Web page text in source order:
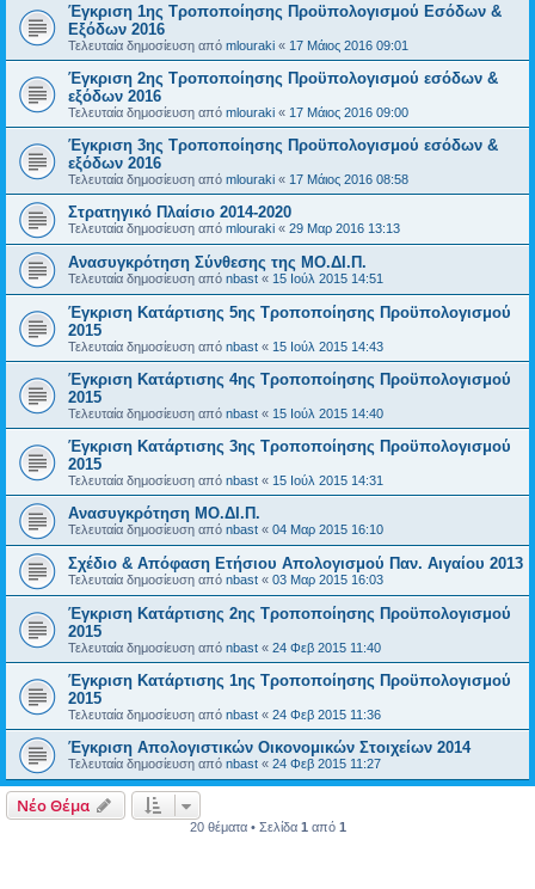
Έγκριση 1ης Τροποποίησης Προϋπολογισμού Εσόδων &
Εξόδων 2016
Τελευταία δημοσίευση από mlouraki « 17 Μάιος 2016 09:01
Έγκριση 2ης Τροποποίησης Προϋπολογισμού εσόδων &
εξόδων 2016
Τελευταία δημοσίευση από mlouraki « 17 Μάιος 2016 09:00
Έγκριση 3ης Τροποποίησης Προϋπολογισμού εσόδων &
εξόδων 2016
Τελευταία δημοσίευση από mlouraki « 17 Μάιος 2016 08:58
Στρατηγικό Πλαίσιο 2014-2020
Τελευταία δημοσίευση από mlouraki « 29 Μαρ 2016 13:13
Ανασυγκρότηση Σύνθεσης της ΜΟ.ΔΙ.Π.
Τελευταία δημοσίευση από nbast « 15 Ιούλ 2015 14:51
Έγκριση Κατάρτισης 5ης Τροποποίησης Προϋπολογισμού
2015
Τελευταία δημοσίευση από nbast « 15 Ιούλ 2015 14:43
Έγκριση Κατάρτισης 4ης Τροποποίησης Προϋπολογισμού
2015
Τελευταία δημοσίευση από nbast « 15 Ιούλ 2015 14:40
Έγκριση Κατάρτισης 3ης Τροποποίησης Προϋπολογισμού
2015
Τελευταία δημοσίευση από nbast « 15 Ιούλ 2015 14:31
Ανασυγκρότηση ΜΟ.ΔΙ.Π.
Τελευταία δημοσίευση από nbast « 04 Μαρ 2015 16:10
Σχέδιο & Απόφαση Ετήσιου Απολογισμού Παν. Αιγαίου 2013
Τελευταία δημοσίευση από nbast « 03 Μαρ 2015 16:03
Έγκριση Κατάρτισης 2ης Τροποποίησης Προϋπολογισμού
2015
Τελευταία δημοσίευση από nbast « 24 Φεβ 2015 11:40
Έγκριση Κατάρτισης 1ης Τροποποίησης Προϋπολογισμού
2015
Τελευταία δημοσίευση από nbast « 24 Φεβ 2015 11:36
Έγκριση Απολογιστικών Οικονομικών Στοιχείων 2014
Τελευταία δημοσίευση από nbast « 24 Φεβ 2015 11:27
Νέο Θέμα
20 θέματα • Σελίδα 1 από 1